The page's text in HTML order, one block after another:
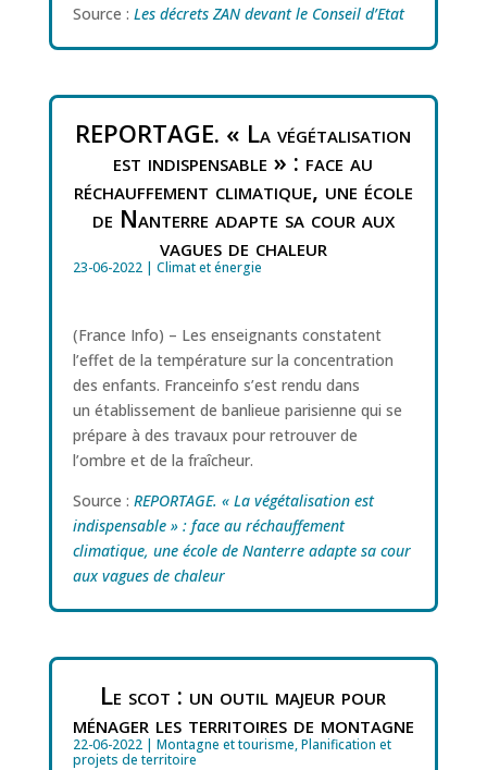
Source : Les décrets ZAN devant le Conseil d’Etat
REPORTAGE. « La végétalisation
est indispensable » : face au
réchauffement climatique, une école
de Nanterre adapte sa cour aux
vagues de chaleur
23-06-2022| Climat et énergie
(France Info) – Les enseignants constatent
l’effet de la température sur la concentration
des enfants. Franceinfo s’est rendu dans
un établissement de banlieue parisienne qui se
prépare à des travaux pour retrouver de
l’ombre et de la fraîcheur.
Source : REPORTAGE. « La végétalisation est
indispensable » : face au réchauffement
climatique, une école de Nanterre adapte sa cour
aux vagues de chaleur
Le scot : un outil majeur pour
ménager les territoires de montagne
22-06-2022| Montagne et tourisme,Planification et
projets de territoire